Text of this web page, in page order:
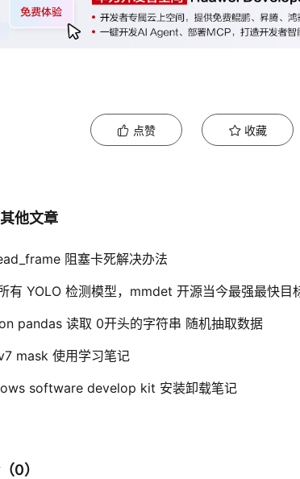
点赞 收藏
他文章
阻塞卡死解决办法
有 YOLO 检测模型，mmdet 开源当今最强最快目
pandas 读取 0开头的字符串 随机抽取数据
mask 使用学习笔记
software develop kit 安装卸载笔记
0）